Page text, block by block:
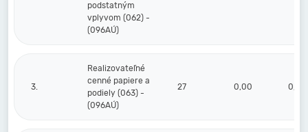
podstatným
vplyvom (062) -
(096AÚ)
3.
Realizovateľné
cenné papiere a
podiely (063) -
(096AÚ)
27 0,00 0,00